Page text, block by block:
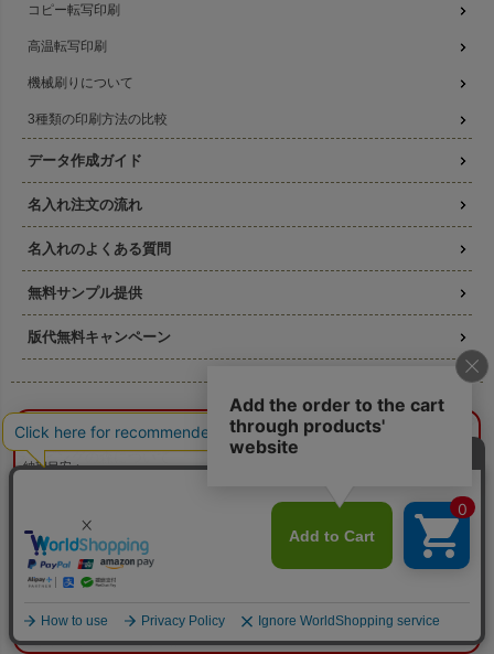
概算合計 ¥0 閉じる
納期目安：—
本体色：
選択してください
印刷位置：選択してください
印刷色：—
本体代：¥0
印刷代：¥0
コピー転写印刷
高温転写印刷
機械刷りについて
3種類の印刷方法の比較
データ作成ガイド
名入れ注文の流れ
名入れのよくある質問
無料サンプル提供
版代無料キャンペーン
ラッピングの森について
よくある質問（FAQ)
ショッピングガイド
特定商取引法に基づく表記